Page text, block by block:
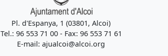
Pl. d'Espanya, 1 (03801, Alcoi)
Tel.: 96 553 71 00 - Fax: 96 553 71 61
E-mail: ajualcoi@alcoi.org